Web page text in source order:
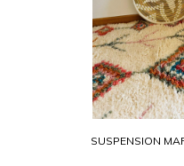
SUSPENSION